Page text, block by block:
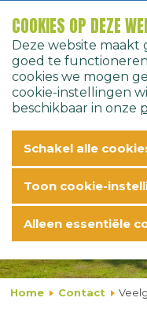
Home Contact
COOKIES OP DEZE
Deze website maakt
goed te
cookies we mogen
cookie-instellingen
beschikbaar in onze
Schakel alle
Toon cookie-
Alleen essentiële